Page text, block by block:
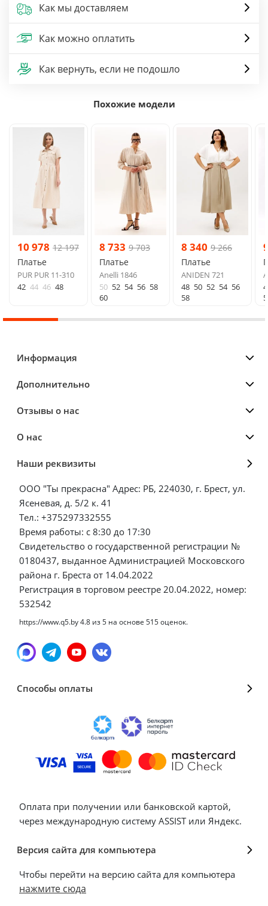
Как мы доставляем
Как можно оплатить
Как вернуть, если не подошло
Похожие модели
10 978 12 197
Платье
PUR PUR 11-310
42 44 46 48
8 733 9 703
Платье
Anelli 1846
50 52 54 56 58
60
8 340 9 266
Платье
ANIDEN 721
48 50 52 54 56
58
Информация
Дополнительно
Отзывы о нас
О нас
Наши реквизиты
ООО "Ты прекрасна" Адрес: РБ, 224030, г. Брест, ул.
Ясеневая, д. 5/2 к. 41
Тел.: +375297332555
Время работы: с 8:30 до 17:30
Свидетельство о государственной регистрации №
0180437, выданное Администрацией Московского
района г. Бреста от 14.04.2022
Регистрация в торговом реестре 20.04.2022, номер:
532542
https://www.q5.by4.8 из5 на основе 515оценок.
Способы оплаты
Оплата при получении или банковской картой,
через международную систему ASSIST или Яндекс.
Версия сайта для компьютера
Чтобы перейти на версию сайта для компьютера
нажмите сюда